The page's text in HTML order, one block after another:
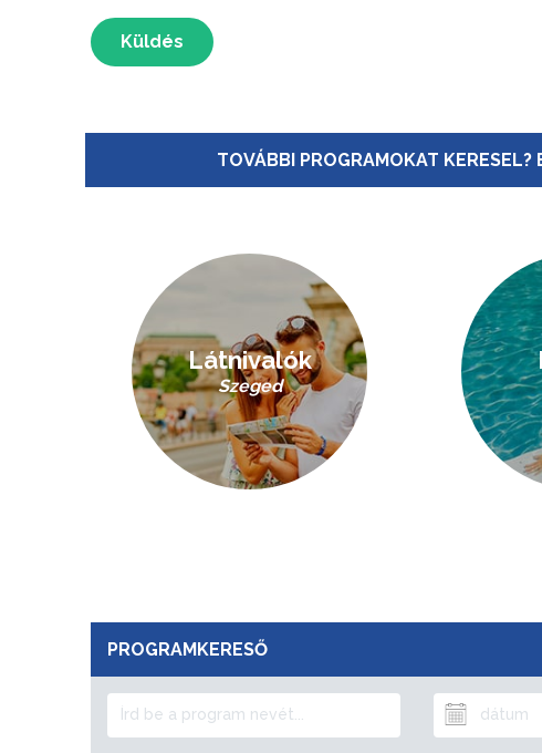
Küldés
TOVÁBBI PROGRAMOKAT
Látnivalók
Szeged
PROGRAMKERESŐ